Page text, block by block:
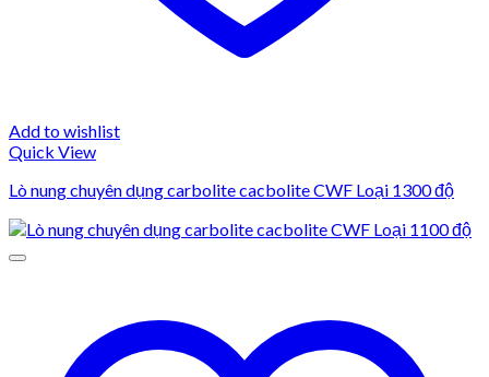
Add to wishlist
Quick View
Lò nung chuyên dụng carbolite cacbolite CWF Loại 1300 độ